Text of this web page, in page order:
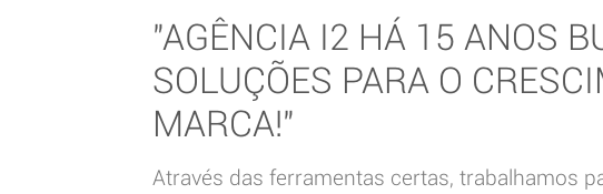
"AGÊNCIA I2 HÁ 15 ANOS
SOLUÇÕES PARA O
MARCA!"
Através das ferramentas certas, trabalhamos